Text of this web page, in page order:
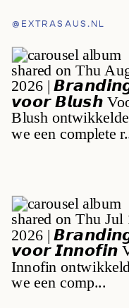
@EXTRASAUS.NL